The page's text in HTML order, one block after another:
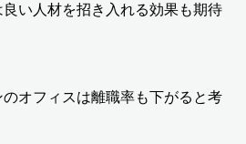
い人材を招き入れる効果も期待
オフィスは離職率も下がると考